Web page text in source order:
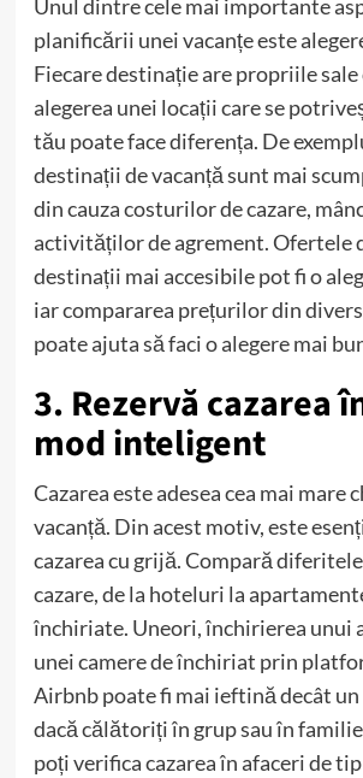
Unul dintre cele mai importante
planificării unei vacanțe este
Fiecare destinație are propriile
alegerea unei locații care se
tău poate face diferența. De
destinații de vacanță sunt mai
din cauza costurilor de cazare,
activităților de agrement. Ofertele
destinații mai accesibile pot fi o
iar compararea prețurilor din
poate ajuta să faci o alegere mai
3. Rezervă cazarea
mod inteligent
Cazarea este adesea cea mai
vacanță. Din acest motiv, este
cazarea cu grijă. Compară
cazare, de la hoteluri la
închiriate. Uneori, închirierea unui
unei camere de închiriat prin
Airbnb poate fi mai ieftină decât un
dacă călătoriți în grup sau în
poți verifica cazarea în afaceri de